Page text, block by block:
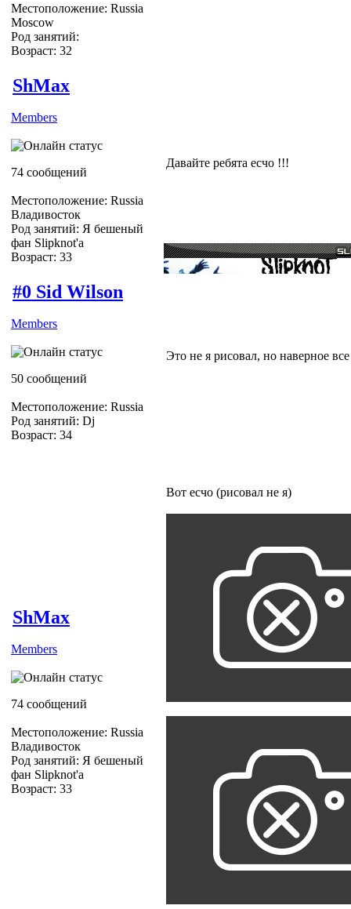
Местоположение: Russia
Moscow
Род занятий:
Возраст: 32
ShMax
Members
74 сообщений
Местоположение: Russia
Владивосток
Род занятий: Я бешеный
фан Slipknot'a
Возраст: 33
Давайте ребята есчо !!!
#0 Sid Wilson
Members
50 сообщений
Местоположение: Russia
Род занятий: Dj
Возраст: 34
Это не я рисовал, но наверное
ShMax
Members
74 сообщений
Местоположение: Russia
Владивосток
Род занятий: Я бешеный
фан Slipknot'a
Возраст: 33
Вот есчо (рисовал не я)